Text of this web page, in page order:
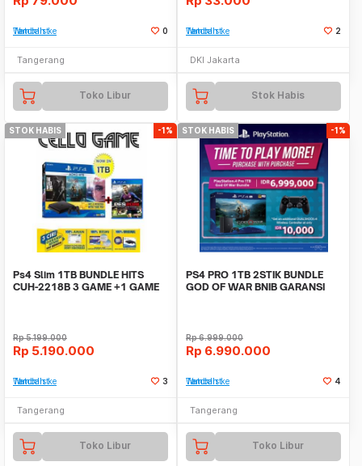
Tambah ke Watchlist 0
Tangerang
Toko Libur
Tambah ke Watchlist 2
DKI Jakarta
Stok Habis
STOK HABIS -1%
Ps4 Slim 1TB BUNDLE HITS
CUH-2218B 3 GAME +1 GAME
Rp5.199.000
Rp 5.190.000
Tambah ke Watchlist 3
Tangerang
Toko Libur
STOK HABIS -1%
PS4 PRO 1TB 2STIK BUNDLE
GOD OF WAR BNIB GARANSI
Rp6.999.000
Rp 6.990.000
Tambah ke Watchlist 4
Tangerang
Toko Libur